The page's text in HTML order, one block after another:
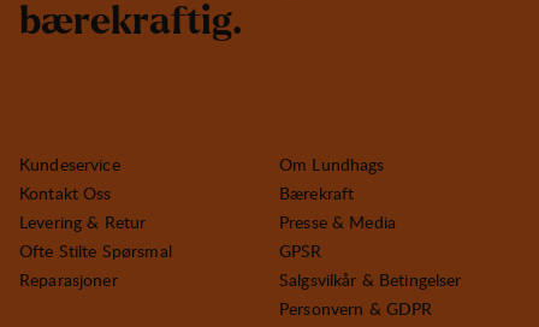
bærekraftig.
Kundeservice
Kontakt Oss
Levering & Retur
Ofte Stilte Spørsmal
Reparasjoner
Om Lundhags
Bærekraft
Presse & Media
GPSR
Salgsvilkår & Betingelser
Personvern & GDPR